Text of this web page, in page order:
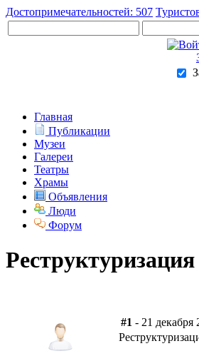
Достопримечательностей: 507
Главная
Публикации
Музеи
Галереи
Театры
Храмы
Объявления
Люди
Форум
#1 - 21 декабря